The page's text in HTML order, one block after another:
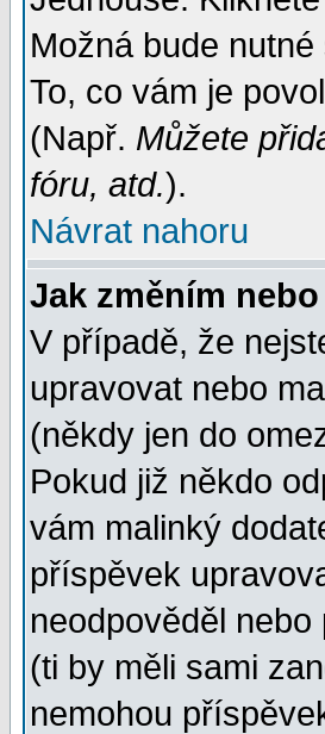
Možná bude
To, co vám je
(Např. Můžete
fóru, atd.).
Návrat nahoru
Jak změním
V případě, že
upravovat nebo
(někdy jen do
Pokud již někdo
vám malinký
příspěvek
neodpověděl
(ti by měli sami
nemohou